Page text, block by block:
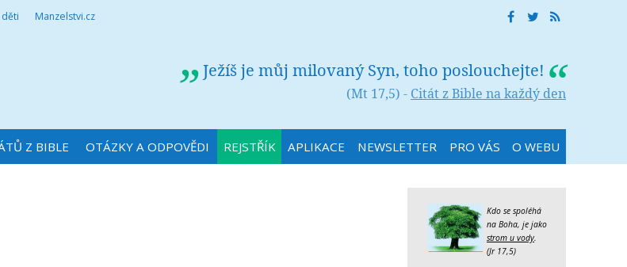
Manzelstvi.cz
Ježíš je můj milovaný Syn, toho poslouchejte!
(Mt 17,5) - Citát z Bible na každý den
Z BIBLE OTÁZKY A ODPOVĚDI REJSTŘÍK APLIKACE NEWSLETTER PRO VÁS O WEBU
Kdo se spoléhá
na Boha, je jako
strom u vody.
(Jr 17,5)